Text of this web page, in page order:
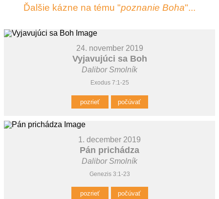
Ďalšie kázne na tému "poznanie Boha"...
24. november 2019
Vyjavujúci sa Boh
Dalibor Smolník
Exodus 7:1-25
pozrieť počúvať
1. december 2019
Pán prichádza
Dalibor Smolník
Genezis 3:1-23
pozrieť počúvať